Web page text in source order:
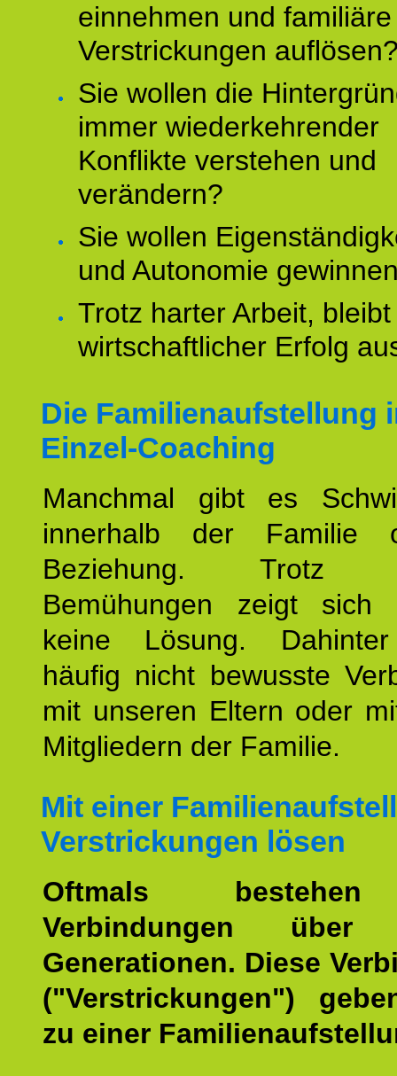
einnehmen und familiäre
Verstrickungen
Sie wollen die
immer wiederkehrender
Konflikte verstehen und
verändern?
Sie wollen
und Autonomie
Trotz harter Arbeit,
wirtschaftlicher Erfolg
Die Familienaufstellung
Einzel-Coaching
Manchmal gibt es
innerhalb der Familie
Beziehung. Trotz
Bemühungen zeigt sich
keine Lösung.
häufig nicht bewusste
mit unseren Eltern oder
Mitgliedern der Familie.
Mit einer
Verstrickungen lösen
Oftmals
Verbindungen über
Generationen. Diese
("Verstrickungen")
zu einer